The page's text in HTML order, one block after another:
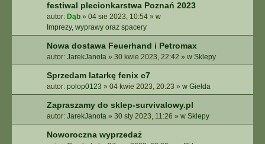
festiwal plecionkarstwa Poznań 2023
autor: Dąb » 04 sie 2023, 10:54 » w
Imprezy, wyprawy oraz spacery
Nowa dostawa Feuerhand i Petromax
autor: JarekJanota » 30 kwie 2023, 22:42 » w Sklepy
Sprzedam latarkę fenix c7
autor: polop0123 » 04 kwie 2023, 20:23 » w Giełda
Zapraszamy do sklep-survivalowy.pl
autor: JarekJanota » 30 sty 2023, 11:26 » w Sklepy
Noworoczna wyprzedaż